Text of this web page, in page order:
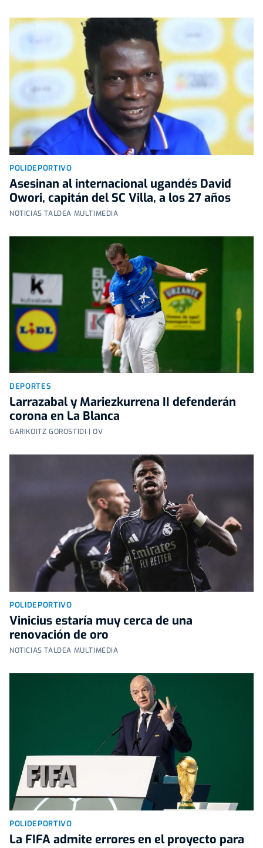
POLIDEPORTIVO
Asesinan al internacional ugandés David
Owori, capitán del SC Villa, a los 27 años
NOTICIAS TALDEA MULTIMEDIA
DEPORTES
Larrazabal y Mariezkurrena II defenderán
corona en La Blanca
GARIKOITZ GOROSTIDI | OV
POLIDEPORTIVO
Vinicius estaría muy cerca de una
renovación de oro
NOTICIAS TALDEA MULTIMEDIA
POLIDEPORTIVO
La FIFA admite errores en el proyecto para